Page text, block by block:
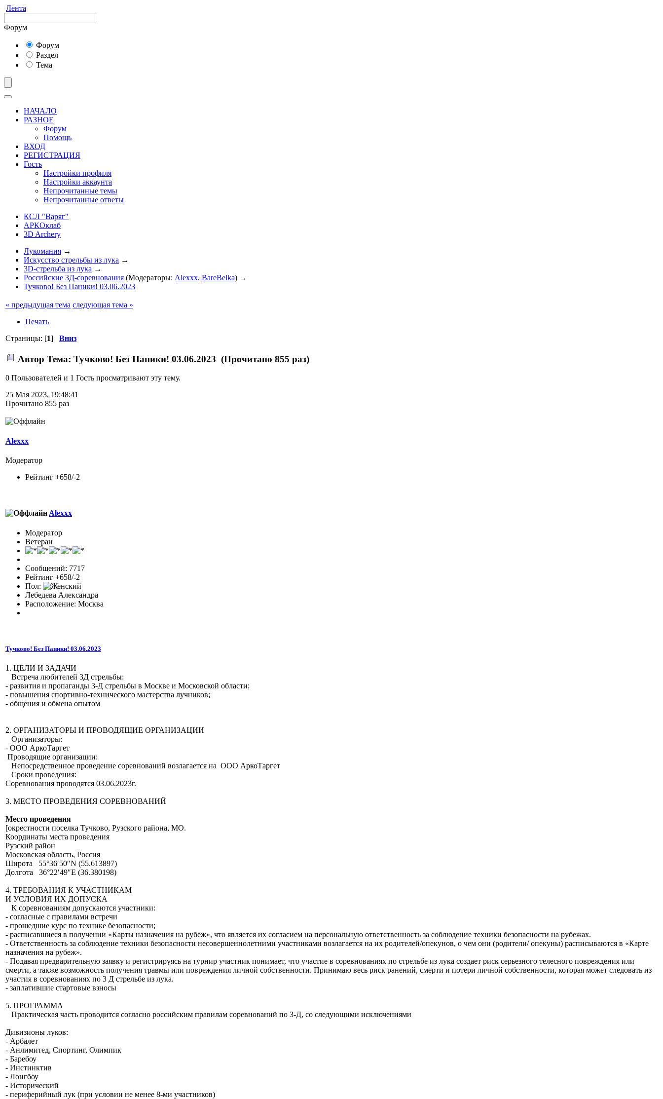
Лента
Форум
Форум
Раздел
Тема
НАЧАЛО
РАЗНОЕ
Форум
Помощь
ВХОД
РЕГИСТРАЦИЯ
Гость
Настройки профиля
Настройки аккаунта
Непрочитанные темы
Непрочитанные ответы
КСЛ "Варяг"
АРКОклаб
3D Archery
Лукомания →
Искусство стрельбы из лука →
3D-стрельба из лука →
Российские 3Д-соревнования (Модераторы: Alexxx, BareBelka) →
Тучково! Без Паники! 03.06.2023
« предыдущая тема следующая тема »
Печать
Страницы: [1] Вниз
Автор Тема: Тучково! Без Паники! 03.06.2023 (Прочитано 855 раз)
0 Пользователей и 1 Гость просматривают эту тему.
25 Мая 2023, 19:48:41
Прочитано 855 раз
Alexxx
Модератор
Рейтинг +658/-2
Alexxx
Модератор
Ветеран
Сообщений: 7717
Рейтинг +658/-2
Пол:
Лебедева Александра
Расположение: Москва
Тучково! Без Паники! 03.06.2023
1. ЦЕЛИ И ЗАДАЧИ
Встреча любителей 3Д стрельбы:
- развития и пропаганды 3-Д стрельбы в Москве и Московской области;
- повышения спортивно-технического мастерства лучников;
- общения и обмена опытом
2. ОРГАНИЗАТОРЫ И ПРОВОДЯЩИЕ ОРГАНИЗАЦИИ
Организаторы:
- ООО АркоТаргет
Проводящие организации:
Непосредственное проведение соревнований возлагается на ООО АркоТаргет
Сроки проведения:
Соревнования проводятся 03.06.2023г.
3. МЕСТО ПРОВЕДЕНИЯ СОРЕВНОВАНИЙ
Место проведения
[окрестности поселка Тучково, Рузского района, МО.
Координаты места проведения
Рузский район
Московская область, Россия
Широта 55°36′50″N (55.613897)
Долгота 36°22′49″E (36.380198)
4. ТРЕБОВАНИЯ К УЧАСТНИКАМ
И УСЛОВИЯ ИХ ДОПУСКА
К соревнованиям допускаются участники:
- согласные с правилами встречи
- прошедшие курс по технике безопасности;
- расписавшиеся в получении «Карты назначения на рубеж», что является их согласием на персональную ответственность за соблюдение техники безопасности на рубежах.
- Ответственность за соблюдение техники безопасности несовершеннолетними участниками возлагается на их родителей/опекунов, о чем они (родители/ опекуны) расписываются в «Карте
назначения на рубеж».
- Подавая предварительную заявку и регистрируясь на турнир участник понимает, что участие в соревнованиях по стрельбе из лука создает риск серьезного телесного повреждения или
смерти, а также возможность получения травмы или повреждения личной собственности. Принимаю весь риск ранений, смерти и потери личной собственности, которая может следовать из
участия в соревнованиях по 3 Д стрельбе из лука.
- заплатившие стартовые взносы
5. ПРОГРАММА
Практическая часть проводится согласно российским правилам соревнований по 3-Д, со следующими исключениями
Дивизионы луков:
- Арбалет
- Анлимитед, Спортинг, Олимпик
- Баребоу
- Инстинктив
- Лонгбоу
- Исторический
- периферийный лук (при условии не менее 8-ми участников)